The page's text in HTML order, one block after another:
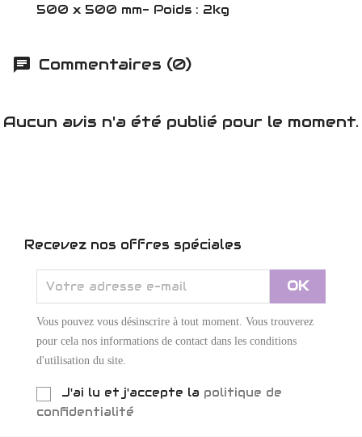
500 x 500 mm- Poids : 2kg
Commentaires (0)
Aucun avis n'a été publié pour le moment.
Recevez nos offres spéciales
Vous pouvez vous désinscrire à tout moment. Vous trouverez
pour cela nos informations de contact dans les conditions
d'utilisation du site.
J'ai lu et j'accepte la politique de
confidentialité